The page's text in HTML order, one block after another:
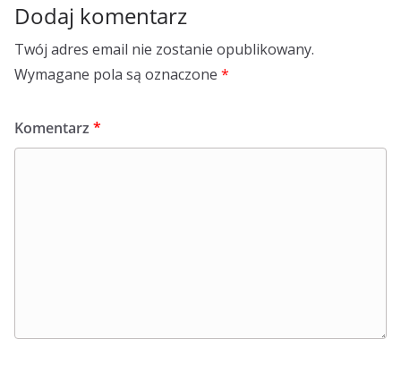
Dodaj komentarz
Twój adres email nie zostanie opublikowany.
Wymagane pola są oznaczone *
Komentarz *